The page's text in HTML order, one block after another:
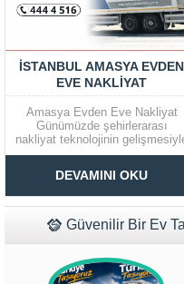
İSTANBUL AMASYA EVDEN
EVE NAKLIYAT
Amasya Evden Eve Nakliyat
Günümüzde şehirlerarası
nakliyat teknolojinin
kolaylık kazanmıştır. Firmamız
nazaran daha kolay şekilde
ilerlemesine neden olurken, siz
değerli müşterilerimizin taşınma
ihtiyaçlarına doğru çözümler
tasarlamaya özen
göstermektedir. 81 ilde şehirler
arası nakliye konusunda hizmet
veren...
DEVAMINI OKU
Güvenilir Bir Ev